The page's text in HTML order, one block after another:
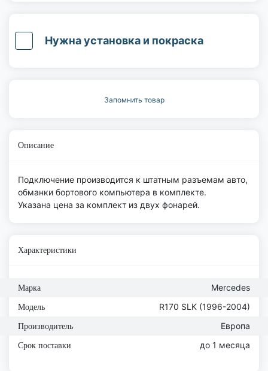
Нужна установка и покраска
Запомнить товар
Описание
Подключение производится к штатным разъемам авто,
обманки бортового компьютера в комплекте.
Указана цена за комплект из двух фонарей.
Характеристики
Марка Mercedes
Модель R170 SLK (1996-2004)
Производитель Европа
Срок поставки до 1 месяца